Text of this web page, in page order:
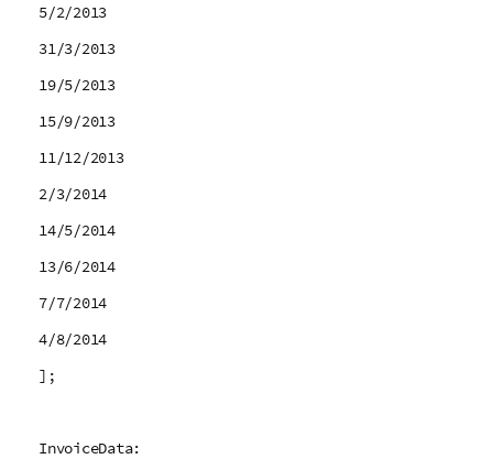
5/2/2013
31/3/2013
19/5/2013
15/9/2013
11/12/2013
2/3/2014
14/5/2014
13/6/2014
7/7/2014
4/8/2014
];
InvoiceData: